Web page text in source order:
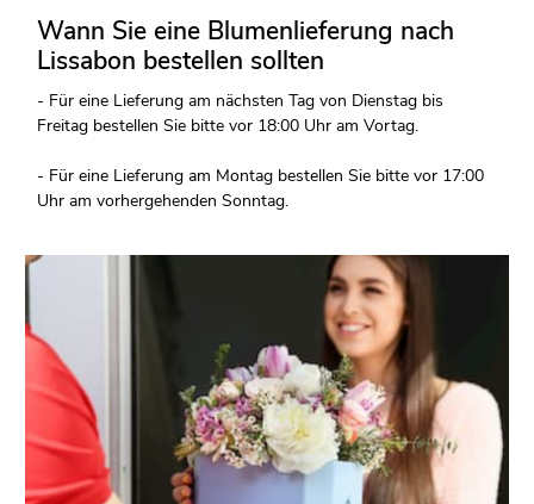
Wann Sie eine Blumenlieferung nach
Lissabon bestellen sollten
- Für eine Lieferung am nächsten Tag von Dienstag bis
Freitag bestellen Sie bitte vor 18:00 Uhr am Vortag.
- Für eine Lieferung am Montag bestellen Sie bitte vor 17:00
Uhr am vorhergehenden Sonntag.